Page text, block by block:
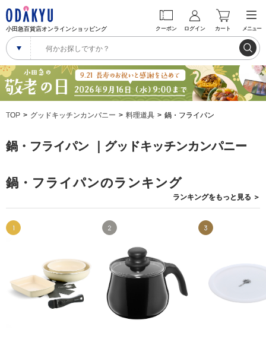
小田急百貨店オンラインショッピング クーポン ログイン カート メニュー
TOP グッドキッチンカンパニー 料理道具 鍋・フライパン
鍋・フライパン ｜グッドキッチンカンパニー
鍋・フライパンのランキング
ランキングをもっと見る ＞
1 2 3